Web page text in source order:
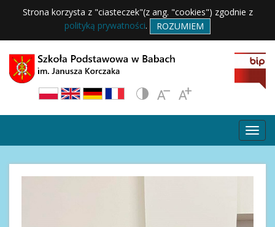
Strona korzysta z "ciasteczek"(z ang. "cookies") zgodnie z
polityką prywatności. ROZUMIEM